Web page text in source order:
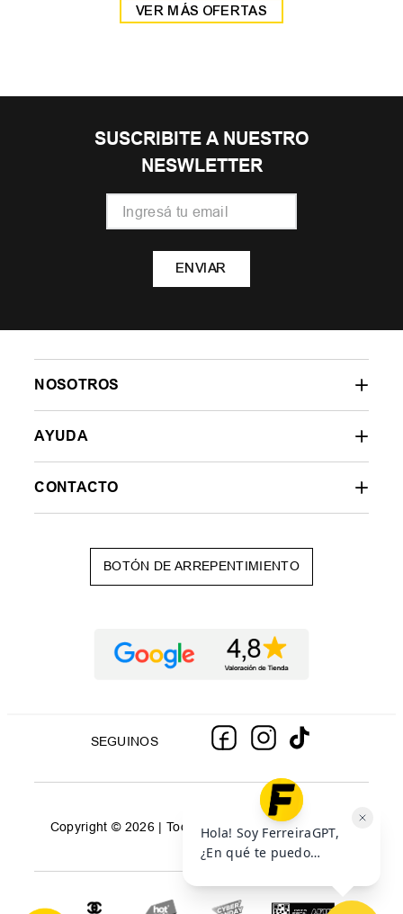
VER MÁS OFERTAS
SUSCRIBITE A NUESTRO
NESWLETTER
ENVIAR
NOSOTROS
AYUDA
CONTACTO
BOTÓN DE ARREPENTIMIENTO
SEGUINOS
Copyright © 2026 | Todos los derechos reservados